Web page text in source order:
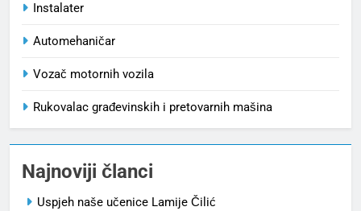
Instalater
Automehaničar
Vozač motornih vozila
Rukovalac građevinskih i pretovarnih mašina
Najnoviji članci
Uspjeh naše učenice Lamije Čilić